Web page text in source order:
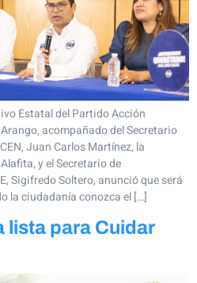
Estatal del Partido Acción
acompañado del Secretario
Juan Carlos Martínez, la
y el Secretario de
Sigifredo Soltero, anunció que será
la ciudadanía conozca el […]
lista para Cuidar